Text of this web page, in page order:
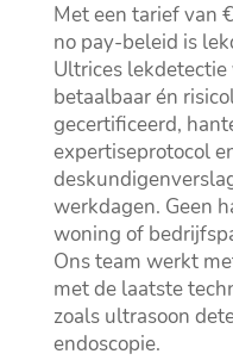
Met een tarief van
no pay-beleid is
Ultrices
betaalbaar én
gecertificeerd,
expertiseprotocol
werkdagen.​ Geen
woning of
Ons team werkt
met de laatste
zoals ultrasoon
endoscopie.​